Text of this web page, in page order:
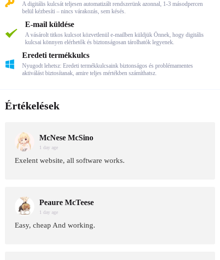
A digitális kulcsát teljesen automatizált rendszerünk azonnal, 1-3 másodpercen
belül kézbesíti – nincs várakozás, sem késés.
E-mail küldése
A vásárolt titkos kulcsot közvetlenül e-mailben küldjük Önnek, hogy digitális
kulcsai könnyen elérhetők és biztonságosan tárolhatók legyenek.
Eredeti termékkulcs
Nyugodt lehetsz: Eredeti termékkulcsaink biztonságos és problémamentes
aktiválást biztosítanak, amire teljes mértékben számíthatsz.
Értékelések
McNese McSino
1 day age
Exelent website, all software works.
Peaure McTeese
1 day age
Easy, cheap And working.